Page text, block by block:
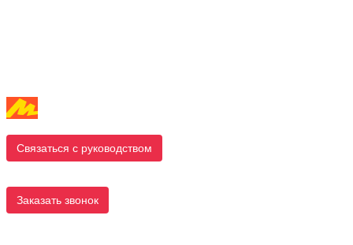
Связаться с руководством
Заказать звонок